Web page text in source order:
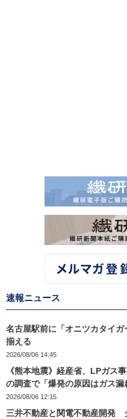
速報ニュース
名古屋駅前に「オニツカタイ
揃える
2026/08/06 14:45
《熊本地震》経産省、LPガ
の調査で「爆発の原因はガス漏
2026/08/06 12:15
三井不動産と関電不動産開発